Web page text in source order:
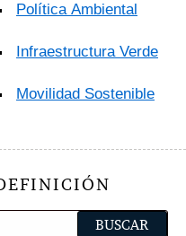
Política Ambiental
Infraestructura Verde
Movilidad Sostenible